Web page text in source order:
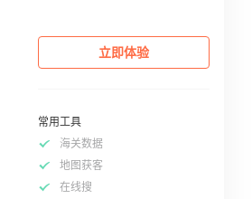
立即体验
常用工具
海关数据
地图获客
在线搜